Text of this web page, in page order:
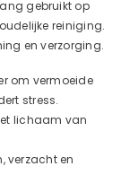
gebruikt op
reiniging.
en verzorging.
om vermoeide
stress.
lichaam van
verzacht en